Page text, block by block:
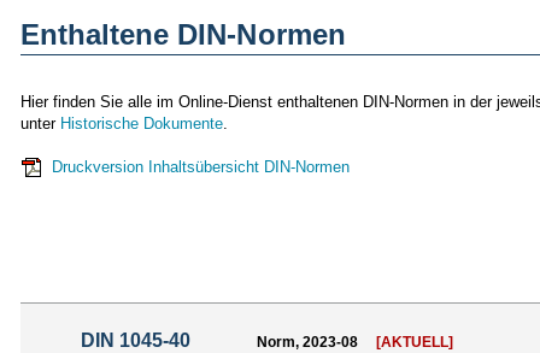
Enthaltene DIN-Normen
Hier finden Sie alle im Online-Dienst enthaltenen DIN-Normen in der
unter Historische Dokumente.
Druckversion Inhaltsübersicht DIN-Normen
DIN 1045-40 Norm, 2023-08 [AKTUELL]